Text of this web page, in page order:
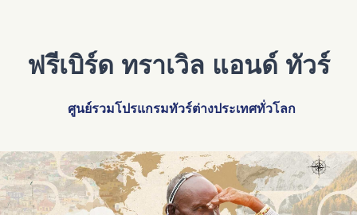
ฟรีเบิร์ด ทราเวิล แอนด์ ทัวร์
ศูนย์รวมโปรแกรมทัวร์ต่างประเทศทั่วโลก